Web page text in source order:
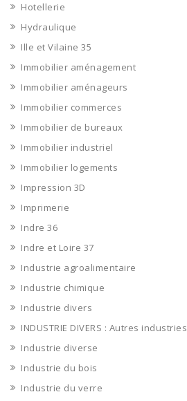
Hotellerie
Hydraulique
Ille et Vilaine 35
Immobilier aménagement
Immobilier aménageurs
Immobilier commerces
Immobilier de bureaux
Immobilier industriel
Immobilier logements
Impression 3D
Imprimerie
Indre 36
Indre et Loire 37
Industrie agroalimentaire
Industrie chimique
Industrie divers
INDUSTRIE DIVERS : Autres industries
Industrie diverse
Industrie du bois
Industrie du verre